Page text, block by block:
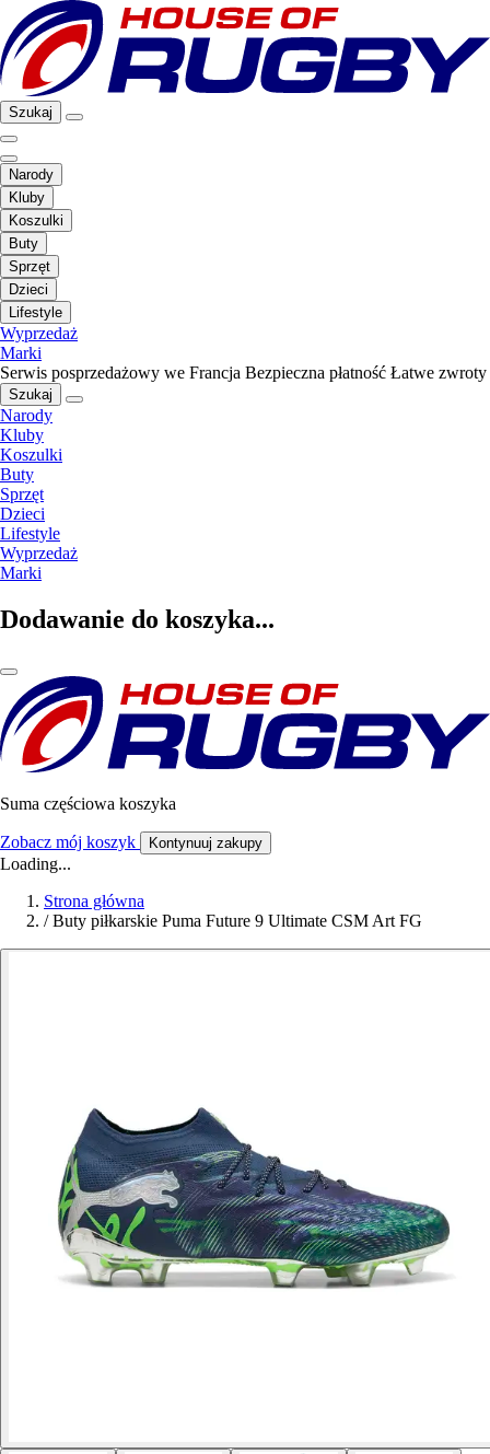
Szukaj
Narody
Kluby
Koszulki
Buty
Sprzęt
Dzieci
Lifestyle
Wyprzedaż
Marki
Serwis posprzedażowy we Francja Bezpieczna płatność Łatwe zwroty
Szukaj
Narody
Kluby
Koszulki
Buty
Sprzęt
Dzieci
Lifestyle
Wyprzedaż
Marki
Dodawanie do koszyka...
Suma częściowa koszyka
Zobacz mój koszyk Kontynuuj zakupy
Loading...
Strona główna
/ Buty piłkarskie Puma Future 9 Ultimate CSM Art FG